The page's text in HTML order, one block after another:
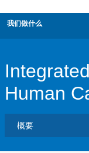
我们做什么
Human